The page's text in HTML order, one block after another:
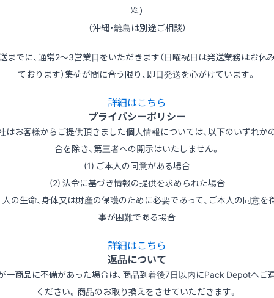
料）
（沖縄・離島は別途ご相談）
までに、通常2～3営業日をいただきます（日曜祝日は発送業務はお休
ております）集荷が間に合う限り、即日発送を心がけています。
詳細はこちら
プライバシーポリシー
はお客様からご提供頂きました個人情報については、以下のいずれか
合を除き、第三者への開示はいたしません。
(1) ご本人の同意がある場合
(2) 法令に基づき情報の提供を求められた場合
の生命、身体又は財産の保護のために必要であって、ご本人の同意を
事が困難である場合
詳細はこちら
返品について
一商品に不備があった場合は、商品到着後7日以内にPack Depotへご
ください。商品のお取り換えをさせていただきます。